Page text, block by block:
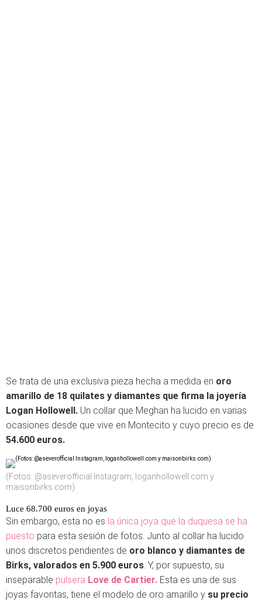
Se trata de una exclusiva pieza hecha a medida en oro
amarillo de 18 quilates y diamantes que firma la joyería
Logan Hollowell. Un collar que Meghan ha lucido en varias
ocasiones desde que vive en Montecito y cuyo precio es de
54.600 euros.
(Fotos: @aseverofficial Instagram, loganhollowell.com y
maisonbirks.com)
Luce 68.700 euros en joyas
Sin embargo, esta no es la única joya que la duquesa se ha
puesto para esta sesión de fotos. Junto al collar ha lucido
unos discretos pendientes de oro blanco y diamantes de
Birks, valorados en 5.900 euros. Y, por supuesto, su
inseparable pulsera Love de Cartier. Esta es una de sus
joyas favoritas, tiene el modelo de oro amarillo y su precio